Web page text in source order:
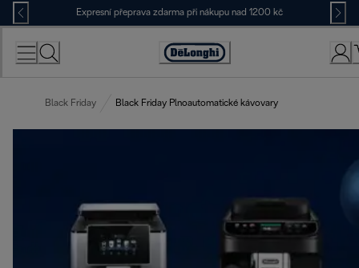
Skip
to
Content
Expresní přeprava zdarma při nákupu nad 1200 kč
Accessibility
Black Friday Black Friday Plnoautomatické kávovary